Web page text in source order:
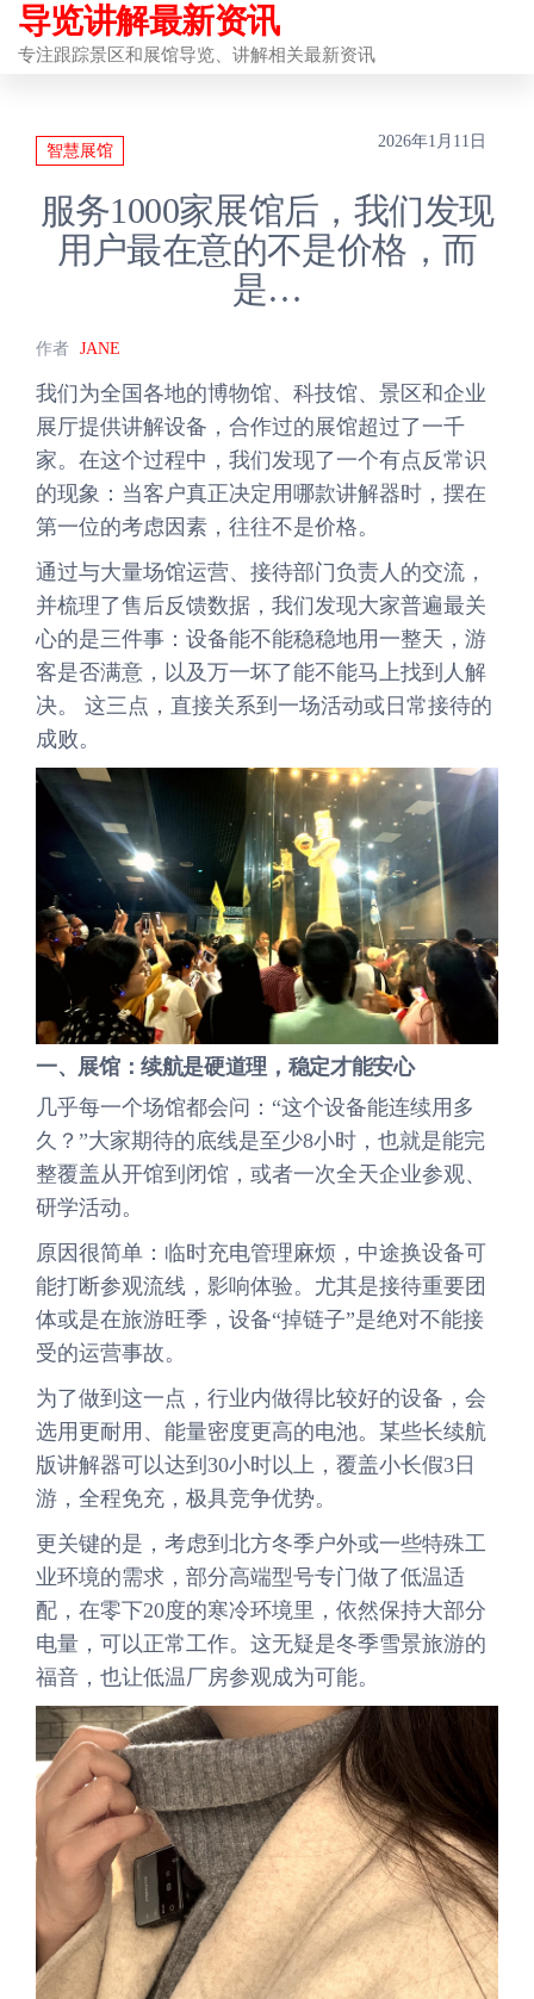
前
往
导览讲解最新资讯
专注跟踪景区和展馆导览、讲解相关最新资讯
智慧展馆
2026年1月11日
服务1000家展馆后，我们发现
用户最在意的不是价格，而
是…
作者 JANE
我们为全国各地的博物馆、科技馆、景区和企业
展厅提供讲解设备，合作过的展馆超过了一千
家。在这个过程中，我们发现了一个有点反常识
的现象：当客户真正决定用哪款讲解器时，摆在
第一位的考虑因素，往往不是价格。
通过与大量场馆运营、接待部门负责人的交流，
并梳理了售后反馈数据，我们发现大家普遍最关
心的是三件事：设备能不能稳稳地用一整天，游
客是否满意，以及万一坏了能不能马上找到人解
决。 这三点，直接关系到一场活动或日常接待的
成败。
一、展馆：续航是硬道理，稳定才能安心
几乎每一个场馆都会问：“这个设备能连续用多
久？”大家期待的底线是至少8小时，也就是能完
整覆盖从开馆到闭馆，或者一次全天企业参观、
研学活动。
原因很简单：临时充电管理麻烦，中途换设备可
能打断参观流线，影响体验。尤其是接待重要团
体或是在旅游旺季，设备“掉链子”是绝对不能接
受的运营事故。
为了做到这一点，行业内做得比较好的设备，会
选用更耐用、能量密度更高的电池。某些长续航
版讲解器可以达到30小时以上，覆盖小长假3日
游，全程免充，极具竞争优势。
更关键的是，考虑到北方冬季户外或一些特殊工
业环境的需求，部分高端型号专门做了低温适
配，在零下20度的寒冷环境里，依然保持大部分
电量，可以正常工作。这无疑是冬季雪景旅游的
福音，也让低温厂房参观成为可能。